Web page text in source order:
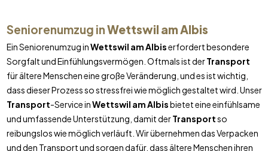
Seniorenumzug inWettswil am Albis
Ein Seniorenumzug inWettswil am Albiserfordert besondere
Sorgfalt und Einfühlungsvermögen. Oftmals ist derTransport
für ältere Menschen eine große Veränderung, und es ist wichtig,
dass dieser Prozess so stressfrei wie möglich gestaltet wird. Unser
Transport-Service inWettswil am Albisbietet eine einfühlsame
und umfassende Unterstützung, damit derTransportso
reibungslos wie möglich verläuft. Wir übernehmen das Verpacken
und den Transport und sorgen dafür, dass ältere Menschen ihren